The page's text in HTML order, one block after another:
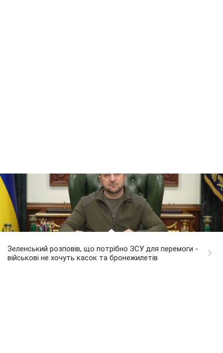
Зеленський розповів, що потрібно ЗСУ для перемоги -
військові не хочуть касок та бронежилетів